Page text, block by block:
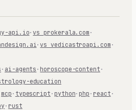
api.io·vs prokerala.com ·
·vs vedicastroapi.com ·
· ai-agents · horoscope-content ·
education
mcp · typescript · python· php · react ·
· rust